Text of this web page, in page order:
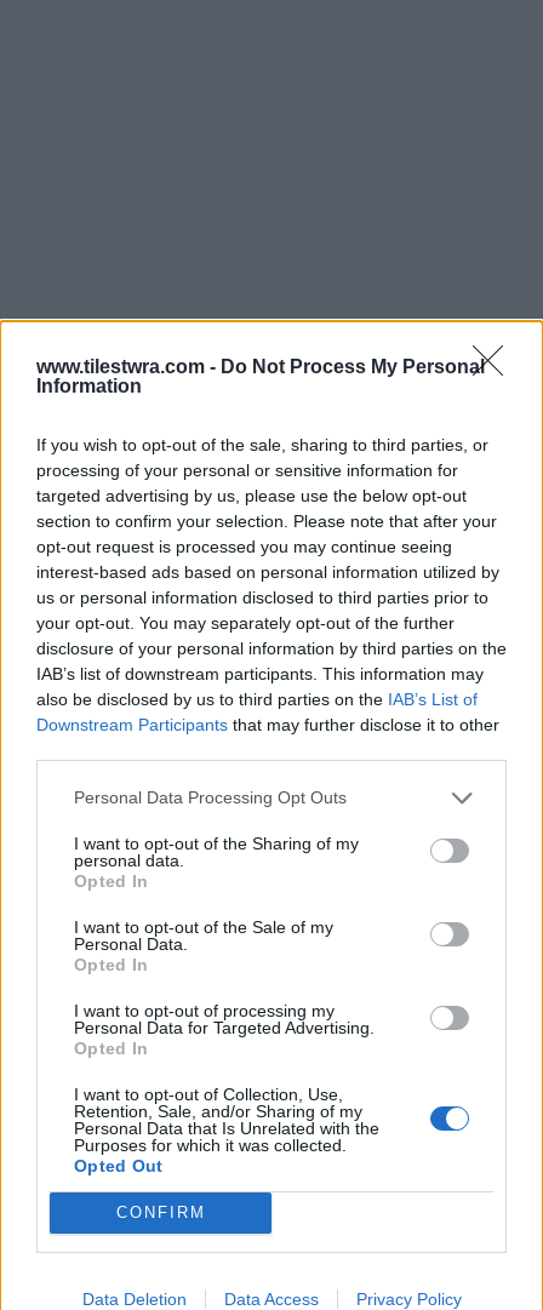
www.tilestwra.com - Do Not Process My Personal
Information
If you wish to opt-out of the sale, sharing to third parties, or
processing of your personal or sensitive information for
targeted advertising by us, please use the below opt-out
section to confirm your selection. Please note that after your
opt-out request is processed you may continue seeing
interest-based ads based on personal information utilized by
us or personal information disclosed to third parties prior to
your opt-out. You may separately opt-out of the further
disclosure of your personal information by third parties on the
IAB’s list of downstream participants. This information may
also be disclosed by us to third parties on the IAB’s List of
Downstream Participants that may further disclose it to other
Personal Data Processing Opt Outs
I want to opt-out of the Sharing of my
personal data.
Opted In
I want to opt-out of the Sale of my
Personal Data.
Opted In
I want to opt-out of processing my
Personal Data for Targeted Advertising.
Opted In
I want to opt-out of Collection, Use,
Retention, Sale, and/or Sharing of my
Personal Data that Is Unrelated with the
Purposes for which it was collected.
Opted Out
CONFIRM
Data Deletion Data Access Privacy Policy
Οι Βυζαντινοί χρησιμοποιούσαν τα
«πυριατήρια», για να θερμαίνουν τα λουτρά
των παλατιών τους.